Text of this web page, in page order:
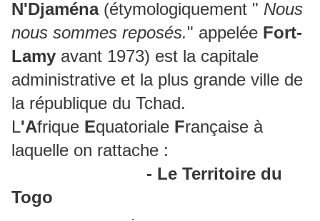
N'Djaména (étymologiquement " Nous
nous sommes reposés." appelée Fort-
Lamy avant 1973) est la capitale
administrative et la plus grande ville de
la république du Tchad.
L'Afrique Equatoriale Française à
laquelle on rattache :
- Le Territoire du
Togo
.